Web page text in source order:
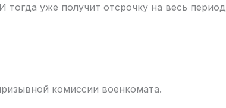
тогда уже получит отсрочку на весь период
комиссии военкомата.